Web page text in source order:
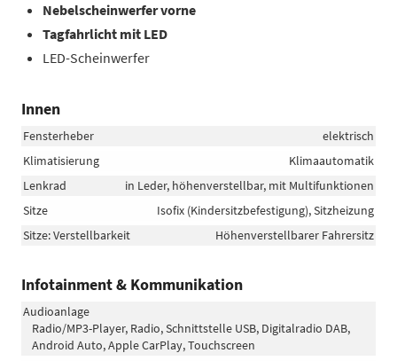
Nebelscheinwerfer vorne
Tagfahrlicht mit LED
LED-Scheinwerfer
Innen
Fensterheber
elektrisch
Klimatisierung
Klimaautomatik
Lenkrad
in Leder, höhenverstellbar, mit Multifunktionen
Sitze
Isofix (Kindersitzbefestigung), Sitzheizung
Sitze: Verstellbarkeit
Höhenverstellbarer Fahrersitz
Infotainment & Kommunikation
Audioanlage
Radio/MP3-Player, Radio, Schnittstelle USB, Digitalradio DAB,
Android Auto, Apple CarPlay, Touchscreen